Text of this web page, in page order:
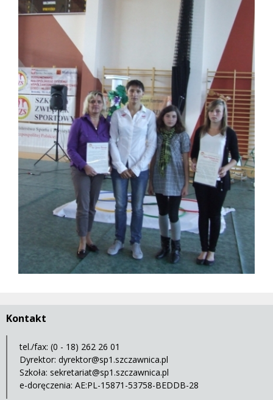
Kontakt
tel./fax: (0 - 18) 262 26 01
Dyrektor: dyrektor@sp1.szczawnica.pl
Szkoła: sekretariat@sp1.szczawnica.pl
e-doręczenia: AE:PL-15871-53758-BEDDB-28